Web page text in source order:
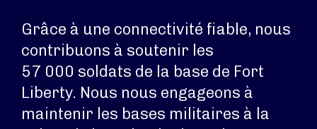
Grâce à une connectivité fiable, nous
contribuons à soutenir les
57 000 soldats de la base de Fort
Liberty. Nous nous engageons à
maintenir les bases militaires à la